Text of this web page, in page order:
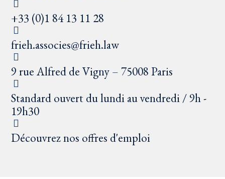
+33 (0)1 84 13 11 28
frieh.associes@frieh.law
9 rue Alfred de Vigny – 75008 Paris
Standard ouvert du lundi au vendredi / 9h -
19h30
Découvrez nos offres d'emploi